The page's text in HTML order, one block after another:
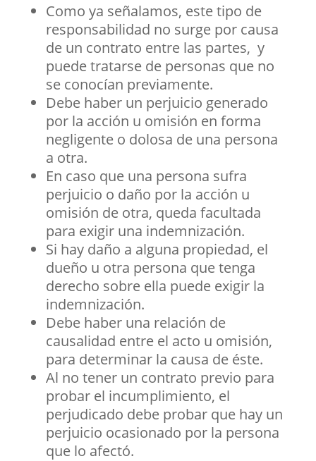
Como ya señalamos, este tipo de
responsabilidad no surge por causa
de un contrato entre las partes, y
puede tratarse de personas que no
se conocían previamente.
Debe haber un perjuicio generado
por la acción u omisión en forma
negligente o dolosa de una persona
a otra.
En caso que una persona sufra
perjuicio o daño por la acción u
omisión de otra, queda facultada
para exigir una indemnización.
Si hay daño a alguna propiedad, el
dueño u otra persona que tenga
derecho sobre ella puede exigir la
indemnización.
Debe haber una relación de
causalidad entre el acto u omisión,
para determinar la causa de éste.
Al no tener un contrato previo para
probar el incumplimiento, el
perjudicado debe probar que hay un
perjuicio ocasionado por la persona
que lo afectó.